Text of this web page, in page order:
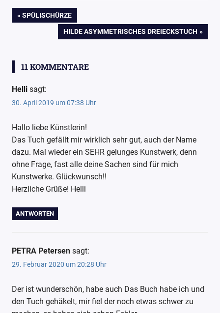
Bobbel
Ideen
Dreickstuch
Dreieckstuch
Häkeln
Neue
Häkelideen
Umarmte
Herzen
Hug
Wollpoesie
Woolly
Hugs
Beitragsnavigation
VORHERIGER
SPÜLISCHÜRZE
NÄCHSTER
BEITRAG:
HILDE ASYMMETRISCHES DREIECKSTUCH
11 KOMMENTARE
Helli sagt:
30. April 2019 um 07:38 Uhr
Hallo liebe Künstlerin!
Das Tuch gefällt mir wirklich sehr gut, auch der Name
dazu. Mal wieder ein SEHR gelunges Kunstwerk, denn
ohne Frage, fast alle deine Sachen sind für mich
Kunstwerke. Glückwunsch!!
Herzliche Grüße! Helli
ANTWORTEN
PETRA Petersen sagt:
29. Februar 2020 um 20:28 Uhr
Der ist wunderschön, habe auch Das Buch habe ich und
den Tuch gehäkelt, mir fiel der noch etwas schwer zu